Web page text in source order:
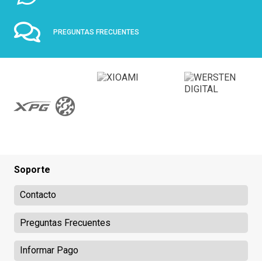
PREGUNTAS FRECUENTES
Soporte
Contacto
Preguntas Frecuentes
Informar Pago